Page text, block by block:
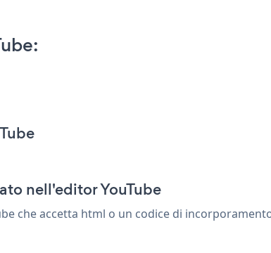
nell'editor YouTube
che accetta html o un codice di